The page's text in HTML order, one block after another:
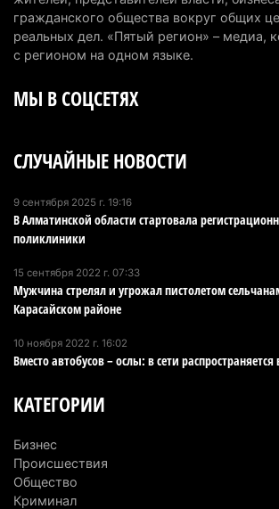
полностью ликвидирован спустя три
6 августа 2026 г. 08:51
в Алматинской области
Казахстан стал лидером
5 августа 2026 г. 13:55
Казахстан может начать выпуск
запустят в Алатау
5 августа 2026 г. 12:32
Туриста с тяжелыми травмами
горах Алматинской области после
Алматинской области, судят спустя
трагедии
5 августа 2026 г. 09:17
гражданского общества вокруг общих
реальных дел. «Пятый регион» – медиа,
с регионом на одном языке.
МЫ В СОЦСЕТЯХ
СЛУЧАЙНЫЕ НОВОСТИ
9 сентября 2025 г. 19:16
В Алматинской области стартовала
поликлиники
15 сентября 2022 г. 07:33
Мужчина стрелял и угрожал пистолетом
Карасайском районе
10 ноября 2022 г. 16:02
Вместо автобусов – ослы: в сети распространяется
КАТЕГОРИИ
Бизнес
Происшествия
Общество
Криминал